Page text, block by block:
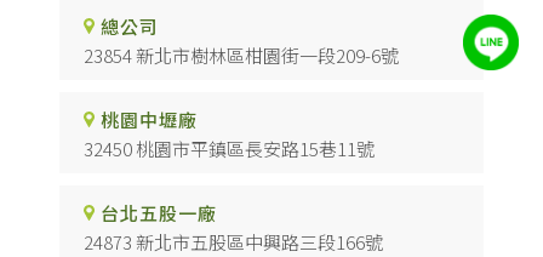
總公司
23854 新北市樹林區柑園街一段209-6號
桃園中壢廠
32450 桃園市平鎮區長安路15巷11號
台北五股一廠
24873 新北市五股區中興路三段166號